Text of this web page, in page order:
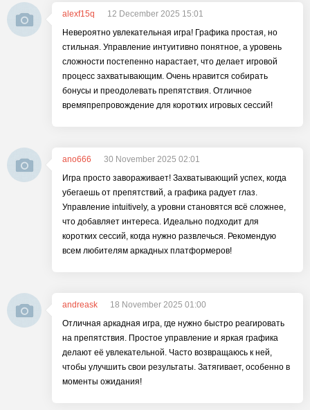
alexf15q
12 December 2025 15:01
Невероятно увлекательная игра! Графика простая, но
стильная. Управление интуитивно понятное, а уровень
сложности постепенно нарастает, что делает игровой
процесс захватывающим. Очень нравится собирать
бонусы и преодолевать препятствия. Отличное
времяпрепровождение для коротких игровых сессий!
ano666
30 November 2025 02:01
Игра просто завораживает! Захватывающий успех, когда
убегаешь от препятствий, а графика радует глаз.
Управление intuitively, а уровни становятся всё сложнее,
что добавляет интереса. Идеально подходит для
коротких сессий, когда нужно развлечься. Рекомендую
всем любителям аркадных платформеров!
andreask
18 November 2025 01:00
Отличная аркадная игра, где нужно быстро реагировать
на препятствия. Простое управление и яркая графика
делают её увлекательной. Часто возвращаюсь к ней,
чтобы улучшить свои результаты. Затягивает, особенно в
моменты ожидания!